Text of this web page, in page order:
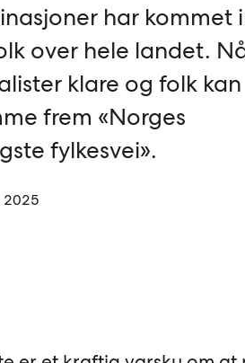
har kommet
over hele landet.
klare og folk kan
frem «Norges
fylkesvei».
2025